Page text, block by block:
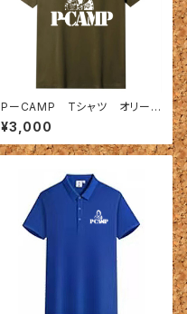
PーCAMP Tシャツ オリーブ
ドラブ
¥3,000